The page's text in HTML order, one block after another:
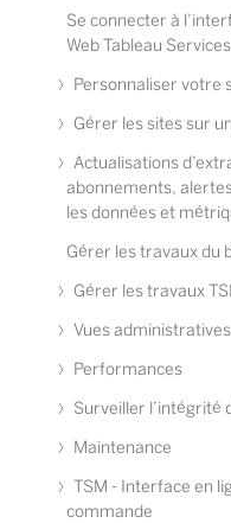
Se connecter à
Web Tableau
Personnaliser votre
Gérer les sites sur
Actualisations
abonnements,
les données et
Gérer les travaux du
Gérer les travaux
Vues administratives
Performances
Surveiller l’intégrité
Maintenance
TSM - Interface en
commande